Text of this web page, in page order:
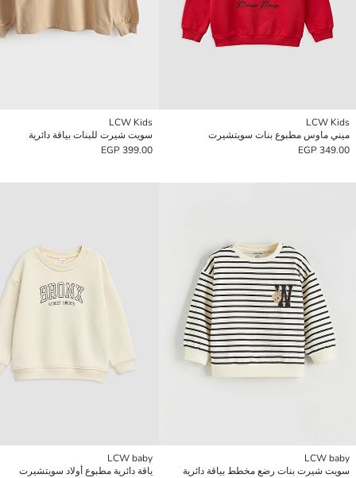
LCW Kids
ميني ماوس مطبوع بنات سويتشيرت
349.00 EGP
LCW Kids
سويت شيرت للبنات بياقة دائرية
399.00 EGP
LCW baby
سويت شيرت بنات رضع مخطط بياقة دائرية
LCW baby
ياقة دائرية مطبوع أولاد سويتشيرت